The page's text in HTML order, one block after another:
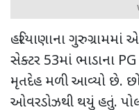
હરિયાણાના
સેક્ટર 53માં ભાડાના PG
મૃતદેહ મળી આવ્યો છે.
ઓવરડોઝથી થયું હતું.